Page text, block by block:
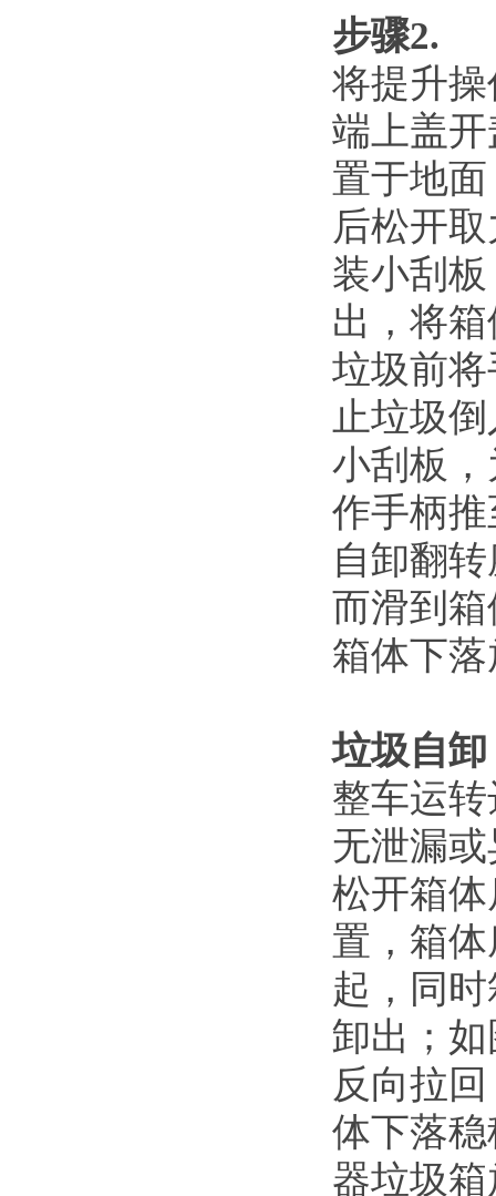
步骤2.
将提升
端上盖
置于地
后松开
装小刮
出，将
垃圾前
止垃圾
小刮板
作手柄
自卸翻
而滑到
箱体下
垃圾自卸
整车运
无泄漏
松开箱
置，箱
起，同
卸出；
反向拉
体下落
器垃圾